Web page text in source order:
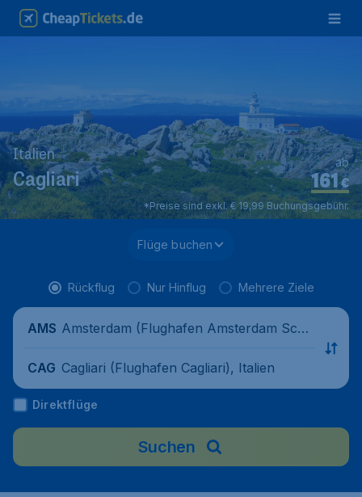
Italien
Cagliari €
161
ab
*Preise sind exkl. € 19,99 Buchungsgebühr.
Flüge buchen
Rückflug Nur Hinflug Mehrere Ziele
AMS Amsterdam (Flughafen Amsterdam Schi
CAG Cagliari (Flughafen Cagliari), Italien
Direktflüge
Suchen